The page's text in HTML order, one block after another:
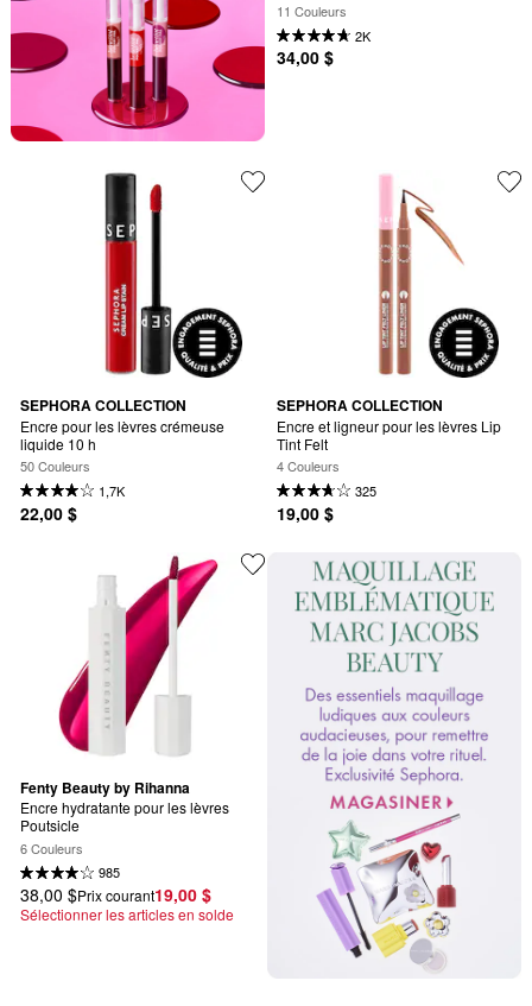
11 Couleurs
2K
34,00 $
SEPHORA COLLECTION
Encre pour les lèvres crémeuse
liquide 10 h
50 Couleurs
1,7K
22,00 $
SEPHORA COLLECTION
Encre et ligneur pour les lèvres Lip
Tint Felt
4 Couleurs
325
19,00 $
Fenty Beauty by Rihanna
Encre hydratante pour les lèvres
Poutsicle
6 Couleurs
985
38,00 $Prix courant19,00 $
Sélectionner les articles en solde